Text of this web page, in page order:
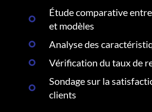
Étude comparative
et modèles
Analyse des
Vérification du taux de
Sondage sur la
clients